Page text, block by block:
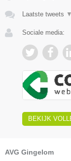
Laatste tweets ▼
Sociale media:
BEKIJK
AVG Gingelom